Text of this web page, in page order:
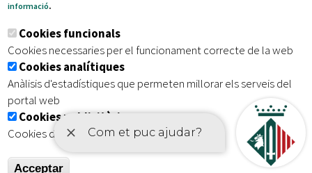
Subscriu-te al nostre butlletí
Inici | Avís legal | Protecció de dades
| Accessibilitat
informació.
Cookies funcionals
Cookies necessaries per el funcionament correcte de la web
Cookies analítiques
Anàlisis d'estadístiques que permeten millorar els serveis del
portal web
Cookies publicitàries
Cookies de tercers amb finalitat publicitària
Acceptar